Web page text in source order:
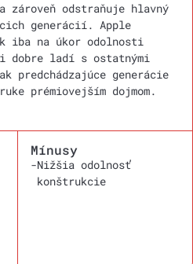
zároveň odstraňuje hlavný
generácií. Apple
iba na úkor odolnosti
dobre ladí s ostatnými
predchádzajúce generácie
prémiovejším dojmom.
Mínusy
-Nižšia odolnosť
konštrukcie